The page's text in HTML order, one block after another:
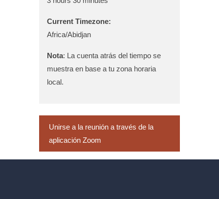
Current Timezone:
Africa/Abidjan
Nota: La cuenta atrás del tiempo se
muestra en base a tu zona horaria
local.
Unirse a la reunión a través de la
aplicación Zoom